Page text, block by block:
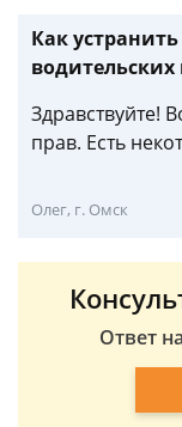
Как
водительских
Здравствуйте!
прав. Есть
Олег, г. Омск
Ответ